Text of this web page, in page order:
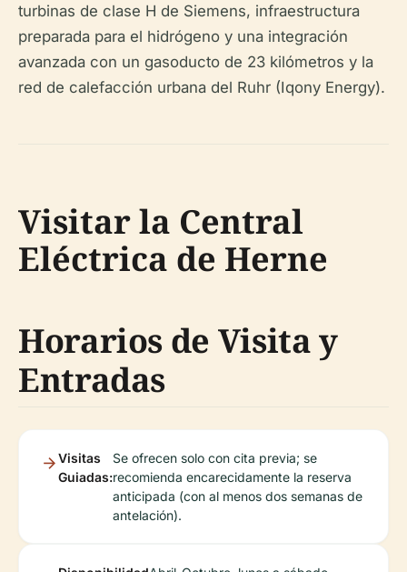
turbinas de clase H de Siemens, infraestructura
preparada para el hidrógeno y una integración
avanzada con un gasoducto de 23 kilómetros y la
red de calefacción urbana del Ruhr (Iqony Energy).
Visitar la Central
Eléctrica de Herne
Horarios de Visita y
Entradas
Visitas
Guiadas:
Se ofrecen solo con cita previa; se
recomienda encarecidamente la reserva
anticipada (con al menos dos semanas de
antelación).